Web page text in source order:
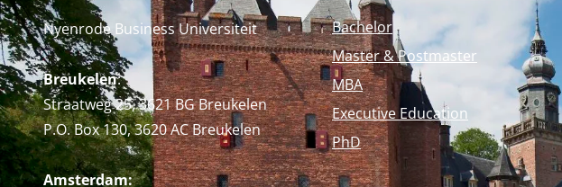
Nyenrode Business Universiteit
Breukelen:
Straatweg 25, 3621 BG Breukelen
P.O. Box 130, 3620 AC Breukelen
Amsterdam:
Bachelor
Master & Postmaster
MBA
Executive Education
PhD